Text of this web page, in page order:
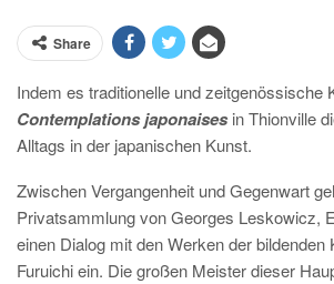
Share
Indem es traditionelle und zeitgenössische
Contemplations japonaisesin Thionville
Alltags in der japanischen Kunst.
Zwischen Vergangenheit und Gegenwart
Privatsammlung von Georges Leskowicz,
einen Dialog mit den Werken der bildenden
Furuichi ein. Die großen Meister dieser